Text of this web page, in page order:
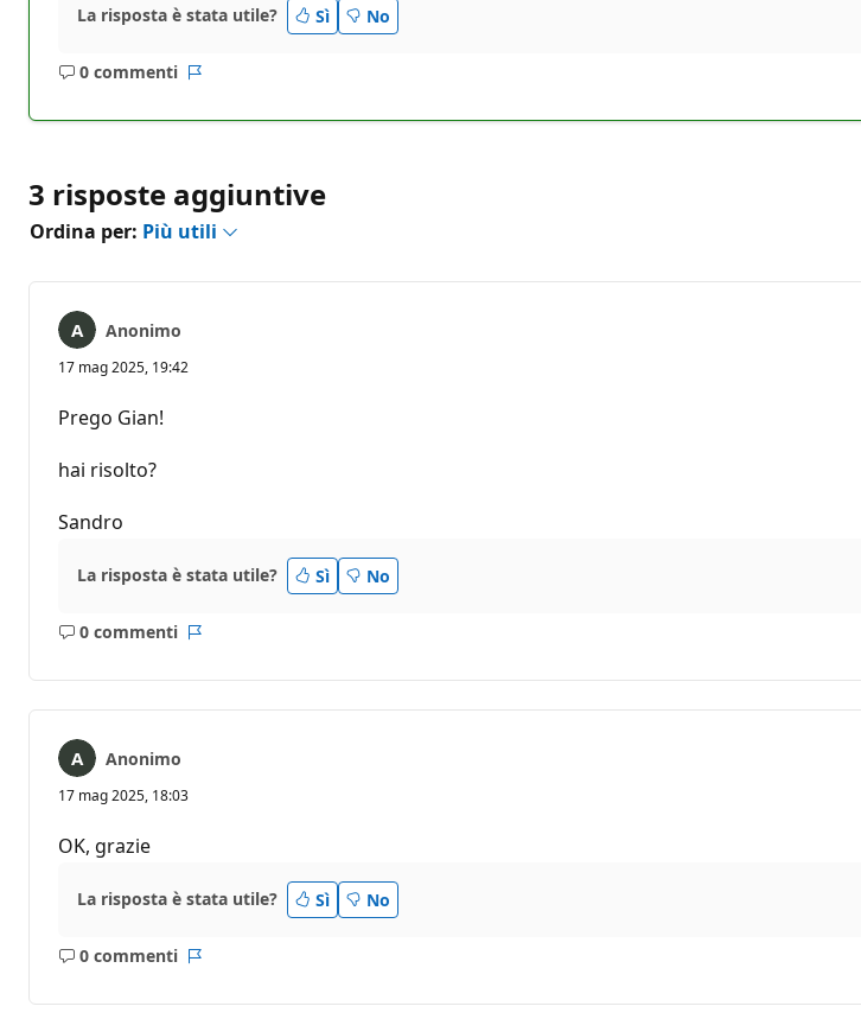
La risposta è stata utile? Sì No
0 commenti
Nessun
3 risposte aggiuntive
Ordina per: Più utili
Anonimo
17 mag 2025, 19:42
Prego Gian!
hai risolto?
Sandro
La risposta è stata utile? Sì No
0 commenti
Nessun
Anonimo
17 mag 2025, 18:03
OK, grazie
La risposta è stata utile? Sì No
0 commenti
Nessun